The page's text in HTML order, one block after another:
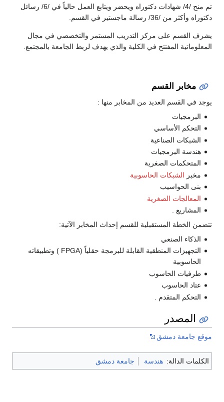
تم منح /4/ شهادات دكتوراه ويحضر ويتابع العمل حالياً في /6/ رسائل
دكتوراه وأكثر من /36/ رسالة ماجستير في القسم.
يشرف القسم على مركز التدريب المستمر والتخصصي في مجال
المعلوماتية المفتتح في الكلية والذي يهدف لربط الجامعة بالمجتمع.
مخابر القسم
يوجد في القسم العديد من المخابر منها :
البرمجيات
التحكم الأساسي
الشبكات الصناعية
هندسة البرمجيات
المتحكمات الصغرية
مخبر الشبكات الحاسوبية
بنى الحواسيب
المعالجات الصغرية
المشاريع .
تتضمن الخطة المستقبلية للقسم إحداث المخابر الآتية:
الذكاء الصنعي
التجهيزات المنطقية القابلة للبرمجة حقلياً (FPGA ) وتطبيقاته
الحاسوبية
طرفيات الحاسوب
عتاد الحاسوب
التحكم المتقدم .
المصدر
موقع جامعة دمشق
الكلمات الدالة: هندسة جامعة دمشق